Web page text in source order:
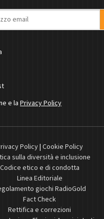
e la Privacy Policy
Policy| Cookie Policy
sulla diversità e inclusione
Codice etico e di condotta
Linea Editoriale
giochi RadioGold
Fact Check
Rettifica e correzioni